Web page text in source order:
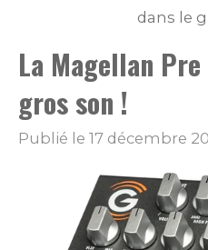
dans le
La Magellan
gros son !
Publié le 17 décembre